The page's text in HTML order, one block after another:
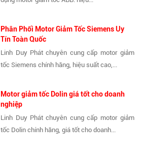
Phân Phối Motor Giảm Tốc Siemens Uy
Tín Toàn Quốc
Linh Duy Phát chuyên cung cấp motor giảm
tốc Siemens chính hãng, hiệu suất cao,...
Motor giảm tốc Dolin giá tốt cho doanh
nghiệp
Linh Duy Phát chuyên cung cấp motor giảm
tốc Dolin chính hãng, giá tốt cho doanh...